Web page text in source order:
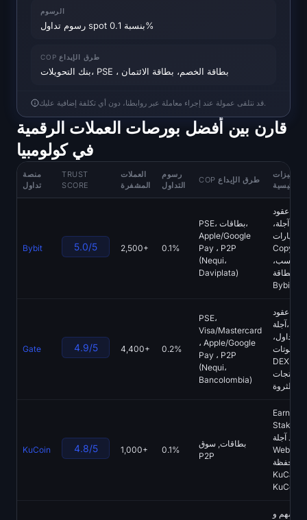
funding rates
إجمالي القيمة المحجوزة
Rainbow Chart
مؤشر gas الخاص بـ ETH
حاسبة staking العملات المشفرة
التسجيل تسجيل الدخول
الرسوم
رسوم تداول spot بنسبة 0.1%
COP طرق الإيداع
بنك التحويلات، PSE ، بطاقة الخصم، بطاقة الائتمان
قد نتلقى عمولة عند إجراء معاملة عبر روابطنا، دون أي تكلفة إضافية عليك.
قارن بين أفضل بورصات العملات الرقمية
في كولومبيا
منصة
تداول
TRUST
SCORE
العملات
المشفرة
رسوم
التداول
COP طرق الإيداع
الميزات
الرئيسية
Bybit 5.0/5 2,500+ 0.1%
PSE، بطاقات،
Apple/Google
Pay ، P2P
(Nequi،
Daviplata)
عقود
آجلة،
الخيارات،
Copy تداول،
الكسب،
بطاقة «
Bybit »
Gate 4.9/5 4,400+ 0.2%
PSE،
Visa/Mastercard
، Apple/Google
Pay ، P2P
(Nequi،
Bancolombia)
عقود
آجلة، Copy
تداول،
الروبوتات،
DEX ،
منتجات
الثروة
KuCoin 4.8/5 1,000+ 0.1%
بطاقات, سوق
P2P
Earn،
Staking ،
عقود آجلة،
Web3
محفظة،
KuCard ،
KuCoin
الأسهم و